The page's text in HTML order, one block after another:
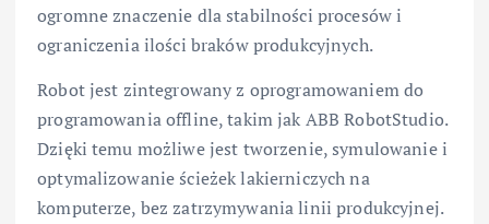
ogromne znaczenie dla stabilności procesów i
ograniczenia ilości braków produkcyjnych.
Robot jest zintegrowany z oprogramowaniem do
programowania offline, takim jak ABB RobotStudio.
Dzięki temu możliwe jest tworzenie, symulowanie i
optymalizowanie ścieżek lakierniczych na
komputerze, bez zatrzymywania linii produkcyjnej.